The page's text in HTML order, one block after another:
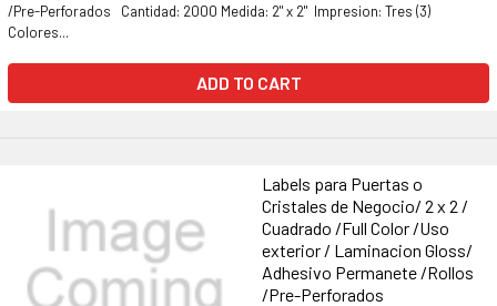
/Pre-Perforados Cantidad: 2000 Medida: 2" x 2" Impresion: Tres (3)
Colores...
ADD TO CART
Labels para Puertas o
Cristales de Negocio/ 2 x 2 /
Cuadrado /Full Color /Uso
exterior / Laminacion Gloss/
Adhesivo Permanete /Rollos
/Pre-Perforados